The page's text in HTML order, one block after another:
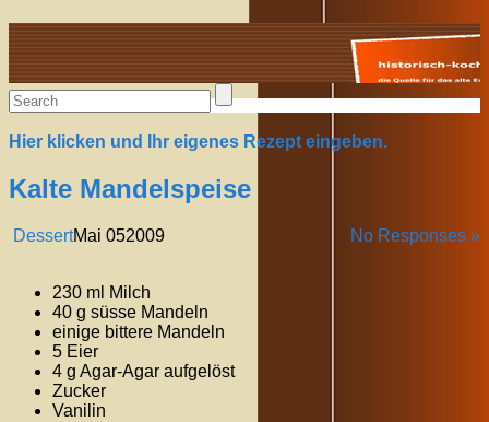
Alte Rezepte online
Hier klicken und Ihr eigenes Rezept eingeben.
Kalte Mandelspeise
Dessert No Responses »
Mai 052009
230 ml Milch
40 g süsse Mandeln
einige bittere Mandeln
5 Eier
4 g Agar-Agar aufgelöst
Zucker
Vanilin